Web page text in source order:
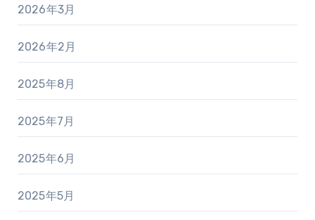
2026年3月
2026年2月
2025年8月
2025年7月
2025年6月
2025年5月